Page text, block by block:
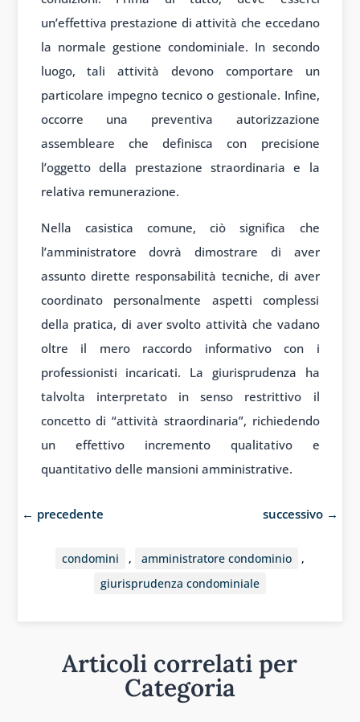
un’effettiva prestazione di attività che eccedano
la normale gestione condominiale. In secondo
luogo, tali attività devono comportare un
particolare impegno tecnico o gestionale. Infine,
occorre una preventiva autorizzazione
assembleare che definisca con precisione
l’oggetto della prestazione straordinaria e la
relativa remunerazione.
Nella casistica comune, ciò significa che
l’amministratore dovrà dimostrare di aver
assunto dirette responsabilità tecniche, di aver
coordinato personalmente aspetti complessi
della pratica, di aver svolto attività che vadano
oltre il mero raccordo informativo con i
professionisti incaricati. La giurisprudenza ha
talvolta interpretato in senso restrittivo il
concetto di “attività straordinaria”, richiedendo
un effettivo incremento qualitativo e
quantitativo delle mansioni amministrative.
← precedente successivo →
condomini , amministratore condominio
,
giurisprudenza condominiale
Articoli correlati per
Categoria